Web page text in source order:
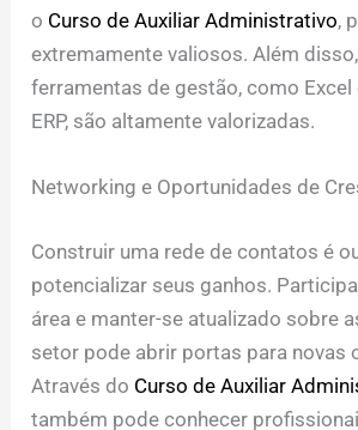
o Curso de Auxiliar Administrativo,
extremamente valiosos. Além
ferramentas de gestão, como
ERP, são altamente valorizadas.
Networking e Oportunidades de
Construir uma rede de contatos é
potencializar seus ganhos.
área e manter-se atualizado sobre
setor pode abrir portas para novas
Através do Curso de Auxiliar
também pode conhecer